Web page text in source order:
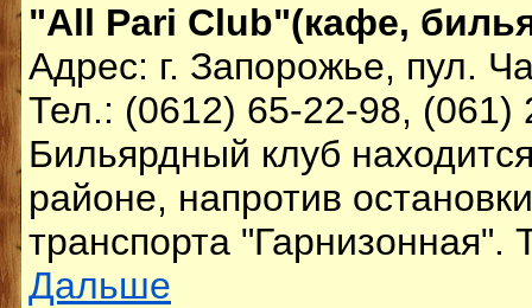
"All Pari Club"(кафе,
Адрес: г. Запорожье, пул.
Тел.: (0612) 65-22-98, (061)
Бильярдный клуб
районе, напротив
транспорта "Гарнизонная".
Дальше